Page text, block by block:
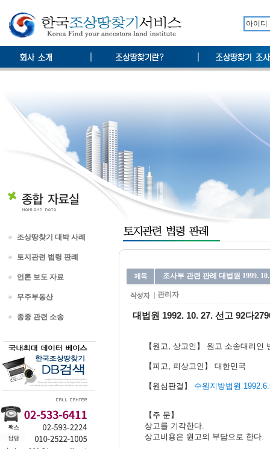
조상땅찾기 대박 사례
토지관련 법령 판례
언론 보도 자료
무주부동산
종중 관련 소송
조사부 관련 판례 대법원 1999.
관리자
대법원 1992. 10. 27. 선고 92다
【원고, 상고인】 원고 소송대리인
【피고, 피상고인】 대한민국
【원심판결】 수원지방법원
【주 문】
상고를 기각한다.
상고비용은 원고의 부담으로 한다.